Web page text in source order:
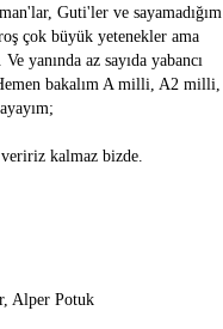
Guti'ler ve sayamadığım
çok büyük yetenekler ama
yanında az sayıda yabancı
bakalım A milli, A2 milli,
kalmaz bizde.
Alper Potuk